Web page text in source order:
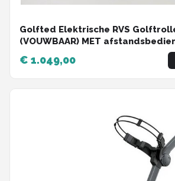
Golfted Elektrische RVS
(VOUWBAAR) MET
€ 1.049,00